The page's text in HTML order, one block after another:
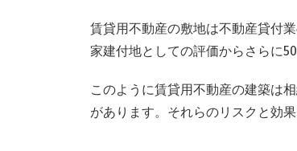
賃貸用不動産の敷地は不動産貸付
家建付地としての評価からさらに
このように賃貸用不動産の建築は
があります。それらのリスクと効